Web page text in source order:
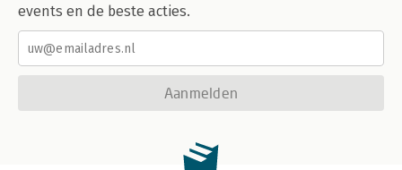
events en de beste acties.
Aanmelden